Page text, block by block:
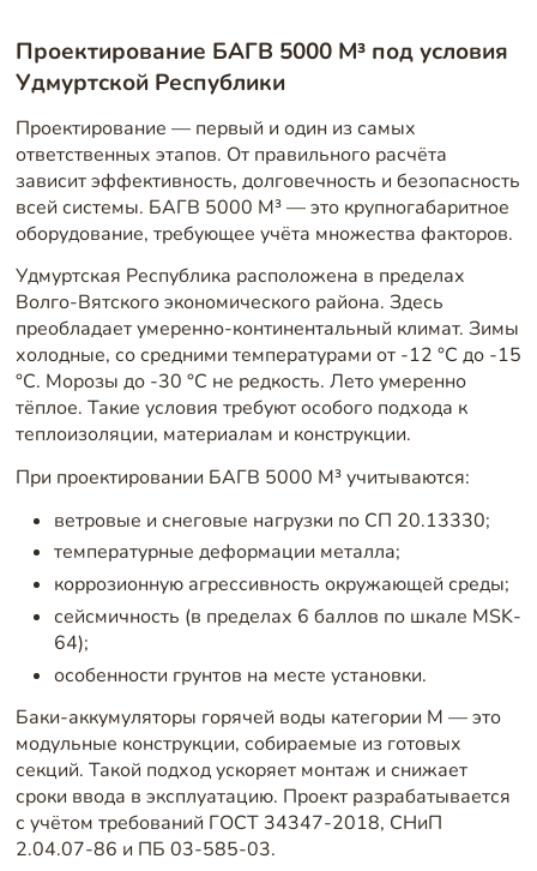
Проектирование БАГВ 5000 М³ под условия
Удмуртской Республики
Проектирование — первый и один из самых
ответственных этапов. От правильного расчёта
зависит эффективность, долговечность и безопасность
всей системы. БАГВ 5000 М³ — это крупногабаритное
оборудование, требующее учёта множества факторов.
Удмуртская Республика расположена в пределах
Волго-Вятского экономического района. Здесь
преобладает умеренно-континентальный климат. Зимы
холодные, со средними температурами от -12 °C до -15
°C. Морозы до -30 °C не редкость. Лето умеренно
тёплое. Такие условия требуют особого подхода к
теплоизоляции, материалам и конструкции.
При проектировании БАГВ 5000 М³ учитываются:
ветровые и снеговые нагрузки по СП 20.13330;
температурные деформации металла;
коррозионную агрессивность окружающей среды;
сейсмичность (в пределах 6 баллов по шкале MSK-
64);
особенности грунтов на месте установки.
Баки-аккумуляторы горячей воды категории М — это
модульные конструкции, собираемые из готовых
секций. Такой подход ускоряет монтаж и снижает
сроки ввода в эксплуатацию. Проект разрабатывается
с учётом требований ГОСТ 34347-2018, СНиП
2.04.07-86 и ПБ 03-585-03.